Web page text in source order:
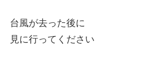
台風が去った後に
見に行ってください